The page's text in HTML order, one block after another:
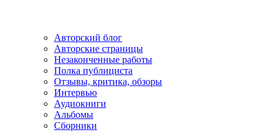
Авторский блог
Авторские страницы
Незаконченные работы
Полка публициста
Отзывы, критика, обзоры
Интервью
Аудиокниги
Альбомы
Сборники